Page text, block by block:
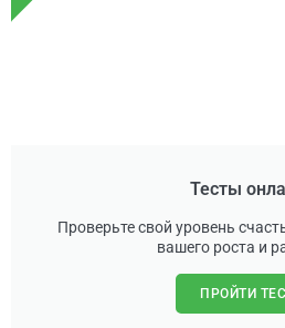
Тесты
Проверьте свой уровень
вашего роста и
ПРОЙТИ